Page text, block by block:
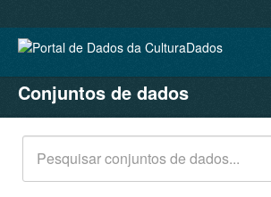
CONJUNTOS DE DADOS
ORGANIZAÇÕES
GRUPOS
SOBRE
Conjuntos de dados